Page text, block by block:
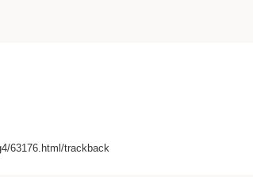
63176.html/trackback